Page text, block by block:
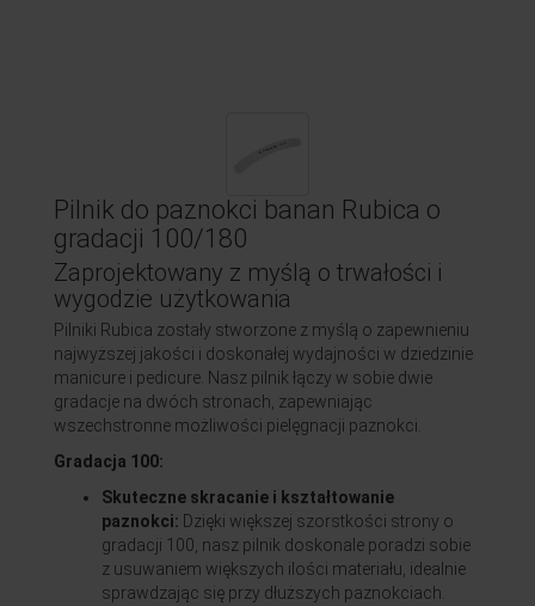
Pilnik do paznokci banan Rubica o
gradacji 100/180
Zaprojektowany z myślą o trwałości i
wygodzie użytkowania
Pilniki Rubica zostały stworzone z myślą o zapewnieniu
najwyższej jakości i doskonałej wydajności w dziedzinie
manicure i pedicure. Nasz pilnik łączy w sobie dwie
gradacje na dwóch stronach, zapewniając
wszechstronne możliwości pielęgnacji paznokci.
Gradacja 100:
Skuteczne skracanie i kształtowanie
paznokci: Dzięki większej szorstkości strony o
gradacji 100, nasz pilnik doskonale poradzi sobie
z usuwaniem większych ilości materiału, idealnie
sprawdzając się przy dłuższych paznokciach.